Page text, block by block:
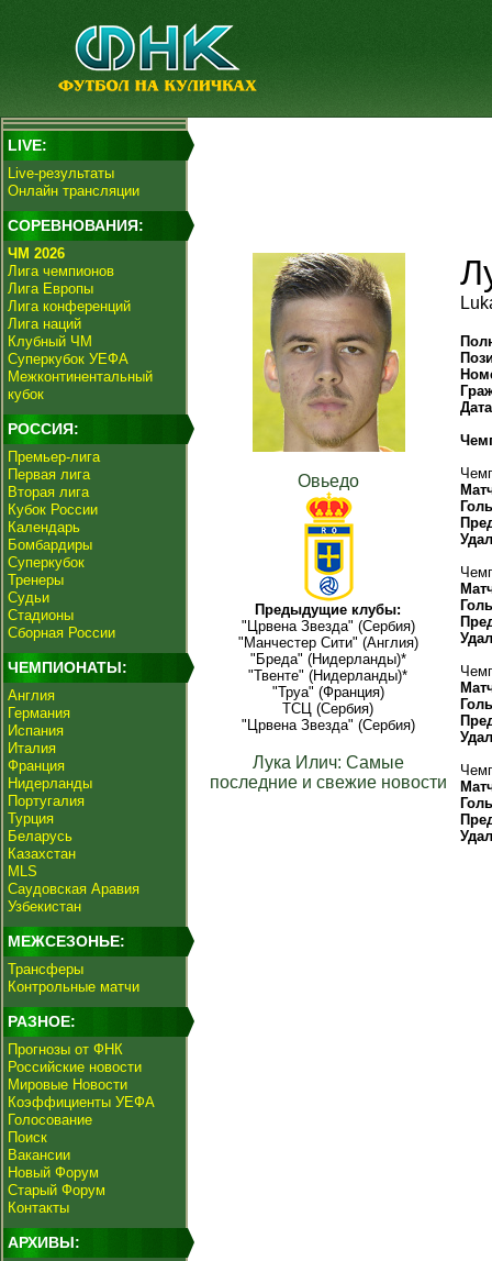
LIVE:
Live-результаты
Онлайн трансляции
СОРЕВНОВАНИЯ:
ЧМ 2026
Лига чемпионов
Лига Европы
Лига конференций
Лига наций
Клубный ЧМ
Суперкубок УЕФА
Межконтинентальный
кубок
РОССИЯ:
Премьер-лига
Первая лига
Вторая лига
Кубок России
Календарь
Бомбардиры
Суперкубок
Тренеры
Судьи
Стадионы
Сборная России
ЧЕМПИОНАТЫ:
Англия
Германия
Испания
Италия
Франция
Нидерланды
Португалия
Турция
Беларусь
Казахстан
MLS
Саудовская Аравия
Узбекистан
МЕЖСЕЗОНЬЕ:
Трансферы
Контрольные матчи
РАЗНОЕ:
Прогнозы от ФНК
Российские новости
Мировые Новости
Коэффициенты УЕФА
Голосование
Поиск
Вакансии
Новый Форум
Старый Форум
Контакты
АРХИВЫ:
Овьедо
Предыдущие клубы:
"Црвена Звезда" (Сербия)
"Манчестер Сити" (Англия)
"Бреда" (Нидерланды)*
"Твенте" (Нидерланды)*
"Труа" (Франция)
ТСЦ (Сербия)
"Црвена Звезда" (Сербия)
Лука Илич: Самые
последние и свежие новости